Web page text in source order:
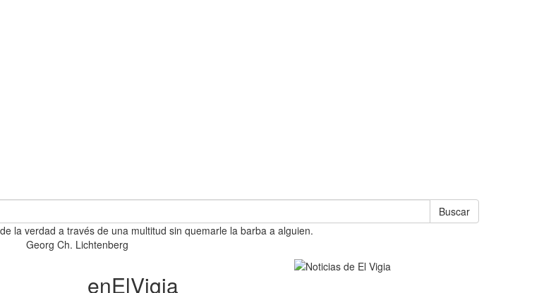
Buscar
la verdad a través de una multitud sin quemarle la barba a alguien.
Georg Ch. Lichtenberg
enElVigia